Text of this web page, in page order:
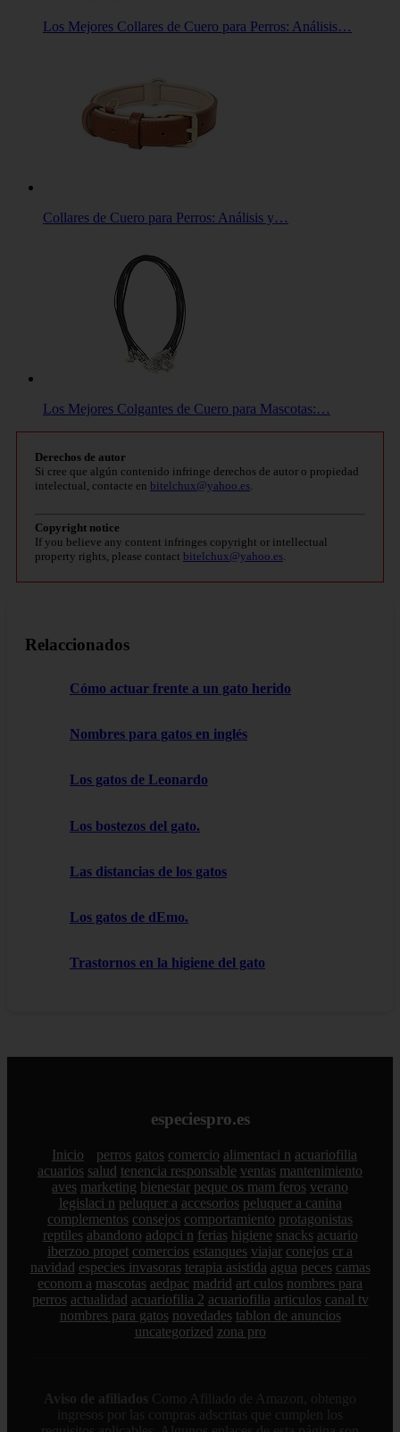
Los Mejores Collares de Cuero para Perros: Análisis…
Collares de Cuero para Perros: Análisis y…
Los Mejores Colgantes de Cuero para Mascotas:…
Derechos de autor
Si cree que algún contenido infringe derechos de autor o propiedad
intelectual, contacte en bitelchux@yahoo.es.
Copyright notice
If you believe any content infringes copyright or intellectual
property rights, please contact bitelchux@yahoo.es.
Relaccionados
Cómo actuar frente a un gato herido
Nombres para gatos en inglés
Los gatos de Leonardo
Los bostezos del gato.
Las distancias de los gatos
Los gatos de dEmo.
Trastornos en la higiene del gato
especiespro.es
Inicio perros gatos comercio alimentaci n acuariofilia
acuarios salud tenencia responsable ventas mantenimiento
aves marketing bienestar peque os mam feros verano
legislaci n peluquer a accesorios peluquer a canina
complementos consejos comportamiento protagonistas
reptiles abandono adopci n ferias higiene snacks acuario
iberzoo propet comercios estanques viajar conejos cr a
navidad especies invasoras terapia asistida agua peces camas
econom a mascotas aedpac madrid art culos nombres para
perros actualidad acuariofilia 2 acuariofilia articulos canal tv
nombres para gatos novedades tablon de anuncios
uncategorized zona pro
Aviso de afiliados Como Afiliado de Amazon, obtengo
ingresos por las compras adscritas que cumplen los